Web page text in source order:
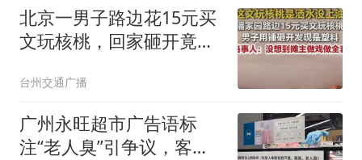
北京一男子路边花15元买
文玩核桃，回家砸开竟是
颜色不对，摊主说是没上
油，拿回去晒几天就好，
没想到她做戏做全套
台州交通广播
广州永旺超市广告语标
注“老人臭”引争议，客服